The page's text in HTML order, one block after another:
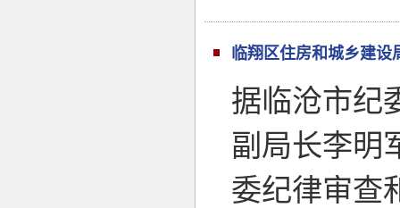
临翔区住房和城乡建设
据临沧市纪
副局长李明
委纪律审查